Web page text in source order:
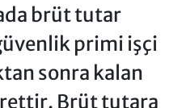
brüt tutar
primi işçi
sonra kalan
Brüt tutara